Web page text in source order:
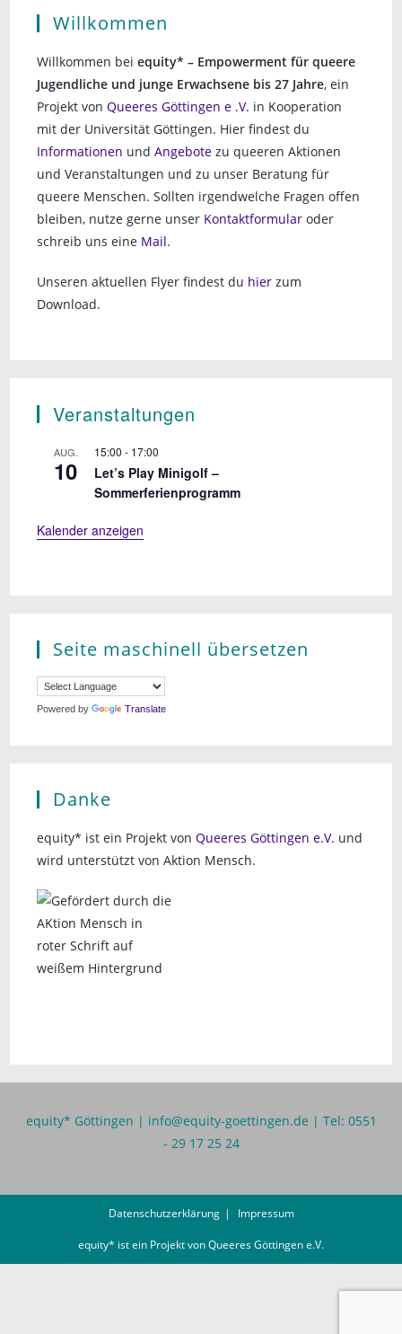
Willkommen
Willkommen beiequity* – Empowerment für queere
Jugendliche und junge Erwachsene bis 27 Jahre, ein
Projekt vonQueeres Göttingen e .V. in Kooperation
mit der Universität Göttingen. Hier findest du
Informationen undAngebote zu queeren Aktionen
und Veranstaltungen und zu unser Beratung für
queere Menschen. Sollten irgendwelche Fragen offen
bleiben, nutze gerne unser Kontaktformular oder
schreib uns eine Mail.
Unseren aktuellen Flyer findest du hier zum
Download.
Veranstaltungen
AUG.
10
15:00 - 17:00
Let’s Play Minigolf –
Sommerferienprogramm
Kalender anzeigen
Seite maschinell übersetzen
Powered by Translate
Danke
equity* ist ein Projekt vonQueeres Göttingen e.V. und
wird unterstützt von Aktion Mensch.
equity* Göttingen | info@equity-goettingen.de | Tel: 0551
- 29 17 25 24
Datenschutzerklärung Impressum
equity* ist ein Projekt vonQueeres Göttingen e.V.